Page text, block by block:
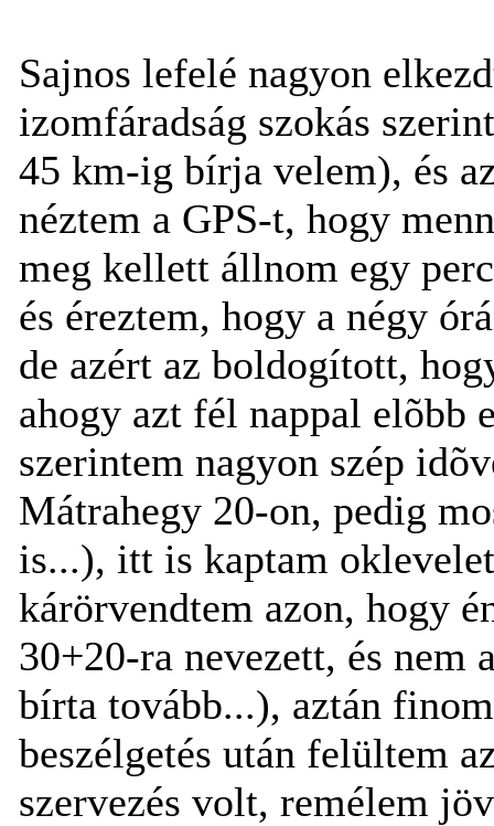
Sajnos lefelé nagyon
izomfáradság szokás
45 km-ig bírja velem), és
néztem a GPS-t, hogy
meg kellett állnom egy
és éreztem, hogy a négy
de azért az boldogított,
ahogy azt fél nappal elõbb
szerintem nagyon szép
Mátrahegy 20-on, pedig
is...), itt is kaptam
kárörvendtem azon, hogy
30+20-ra nevezett, és nem
bírta tovább...), aztán
beszélgetés után felültem
szervezés volt, remélem